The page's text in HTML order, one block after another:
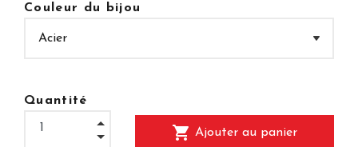
Couleur du bijou
Quantité
shopping_cart Ajouter au panier